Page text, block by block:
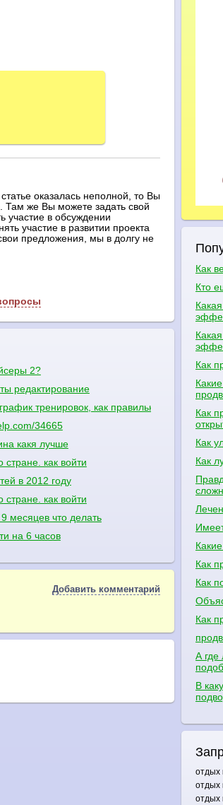
оказалась неполной, то Вы
. Там же Вы можете задать свой
участие в обсуждении
участие в развитии проекта
предложения, мы в долгу не
к к
2?
редактирование
тренировок, как правильно качаться
34665
какя лучше
как войти
в 2012 году
как войти
9 месяцев что делать
на 6 часов
Добавить комментарий
Как
Кто
Как
Как
Как
Как
Как
Как
Как
А
В
отдых
отдых
отдых